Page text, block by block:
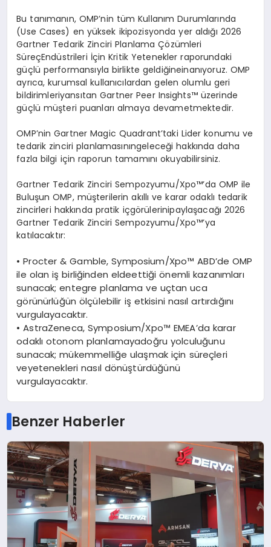
Bu tanımanın, OMP’nin tüm Kullanım Durumlarında
(Use Cases) en yüksek ikipozisyonda yer aldığı 2026
Gartner Tedarik Zinciri Planlama Çözümleri
SüreçEndüstrileri İçin Kritik Yetenekler raporundaki
güçlü performansıyla birlikte geldiğineinanıyoruz. OMP
ayrıca,kurumsal kullanıcılardan gelen olumlu geri
bildirimleriyansıtan Gartner Peer Insights™ üzerinde
güçlü müşteri puanları almaya devametmektedir.
OMP’nin Gartner Magic Quadrant’taki Lider konumu ve
tedarik zinciri planlamasınıngeleceği hakkında daha
fazla bilgi için raporun tamamını okuyabilirsiniz.
Gartner Tedarik Zinciri Sempozyumu/Xpo™’da OMP ile
Buluşun OMP, müşterilerin akıllı ve karar odaklı tedarik
zincirleri hakkında pratik içgörülerinipaylaşacağı 2026
Gartner Tedarik Zinciri Sempozyumu/Xpo™’ya
katılacaktır:
•Procter & Gamble, Symposium/Xpo™ABD’de OMP
ile olan iş birliğinden eldeettiği önemli kazanımları
sunacak;entegre planlama ve uçtan uca
görünürlüğün ölçülebilir iş etkisini nasıl artırdığını
vurgulayacaktır.
•AstraZeneca, Symposium/Xpo™ EMEA’da karar
odaklı otonom planlamayadoğru yolculuğunu
sunacak; mükemmelliğe ulaşmak için süreçleri
veyetenekleri nasıl dönüştürdüğünü
vurgulayacaktır.
Benzer Haberler